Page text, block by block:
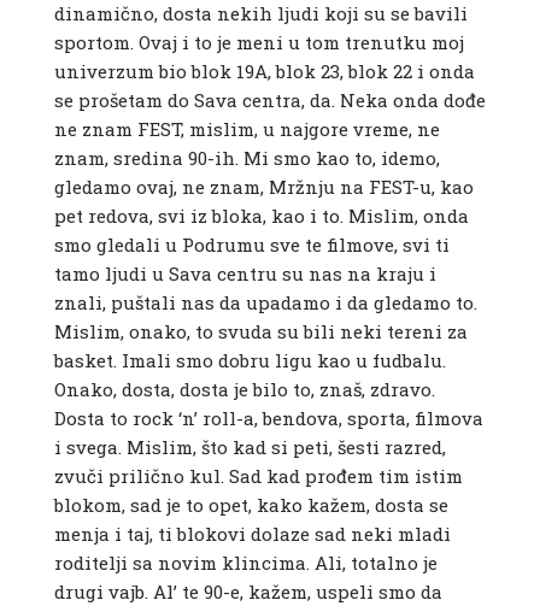
dinamično, dosta nekih ljudi koji su se bavili
sportom. Ovaj i to je meni u tom trenutku moj
univerzum bio blok 19A, blok 23, blok 22 i onda
se prošetam do Sava centra, da. Neka onda dođe
ne znam FEST, mislim, u najgore vreme, ne
znam, sredina 90-ih. Mi smo kao to, idemo,
gledamo ovaj, ne znam, Mržnju na FEST-u, kao
pet redova, svi iz bloka, kao i to. Mislim, onda
smo gledali u Podrumu sve te filmove, svi ti
tamo ljudi u Sava centru su nas na kraju i
znali, puštali nas da upadamo i da gledamo to.
Mislim, onako, to svuda su bili neki tereni za
basket. Imali smo dobru ligu kao u fudbalu.
Onako, dosta, dosta je bilo to, znaš, zdravo.
Dosta to rock ‘n’ roll-a, bendova, sporta, filmova
i svega. Mislim, što kad si peti, šesti razred,
zvuči prilično kul. Sad kad prođem tim istim
blokom, sad je to opet, kako kažem, dosta se
menja i taj, ti blokovi dolaze sad neki mladi
roditelji sa novim klincima. Ali, totalno je
drugi vajb. Al’ te 90-e, kažem, uspeli smo da